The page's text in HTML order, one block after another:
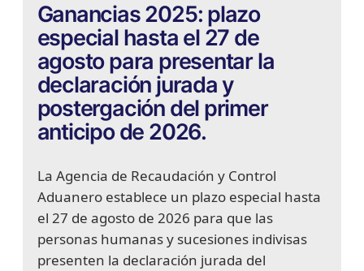
Ganancias 2025: plazo
especial hasta el 27 de
agosto para presentar la
declaración jurada y
postergación del primer
anticipo de 2026.
La Agencia de Recaudación y Control
Aduanero establece un plazo especial hasta
el 27 de agosto de 2026 para que las
personas humanas y sucesiones indivisas
presenten la declaración jurada del